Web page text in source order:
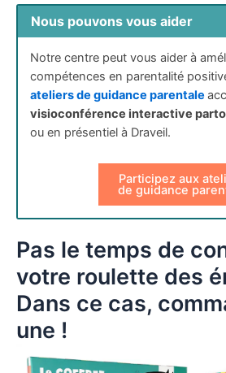
Nous pouvons vous aider
Notre centre peut vous aider à
compétences en parentalité
ateliers de guidance parentale
visioconférence interactive
ou en présentiel à Draveil.
Participez aux
de guidance
Pas le temps de
votre roulette des
Dans ce cas,
une !